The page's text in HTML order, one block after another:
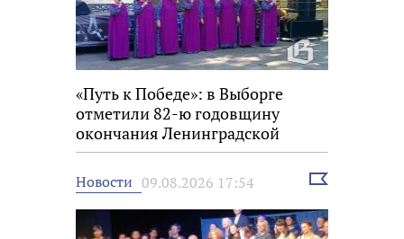
«Путь к Победе»: в Выборге
отметили 82-ю годовщину
окончания Ленинградской
битвы
Новости 09.08.2026 17:54
Выбрать